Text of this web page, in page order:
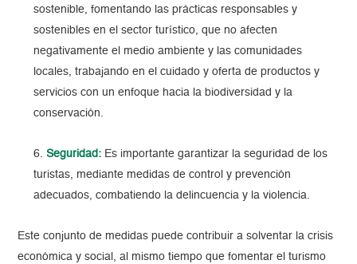
sostenible, fomentando las prácticas responsables y
sostenibles en el sector turístico, que no afecten
negativamente el medio ambiente y las comunidades
locales, trabajando en el cuidado y oferta de productos y
servicios con un enfoque hacia la biodiversidad y la
conservación.
Seguridad: Es importante garantizar la seguridad de los
turistas, mediante medidas de control y prevención
adecuados, combatiendo la delincuencia y la violencia.
Este conjunto de medidas puede contribuir a solventar la crisis
económica y social, al mismo tiempo que fomentar el turismo